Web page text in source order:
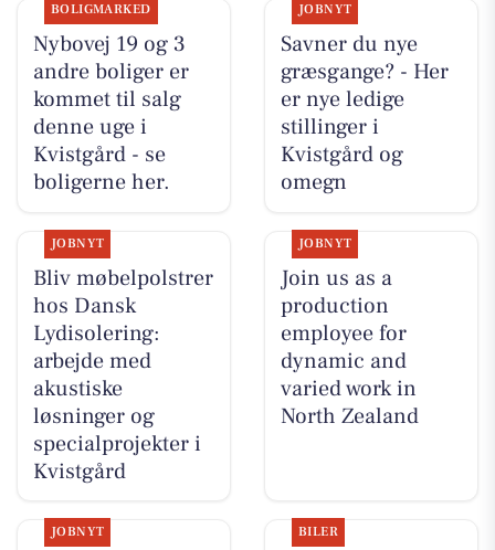
BOLIGMARKED
Nybovej 19 og 3
andre boliger er
kommet til salg
denne uge i
Kvistgård - se
boligerne her.
JOBNYT
Savner du nye
græsgange? - Her
er nye ledige
stillinger i
Kvistgård og
omegn
JOBNYT
Bliv møbelpolstrer
hos Dansk
Lydisolering:
arbejde med
akustiske
løsninger og
specialprojekter i
Kvistgård
JOBNYT
Join us as a
production
employee for
dynamic and
varied work in
North Zealand
JOBNYT BILER